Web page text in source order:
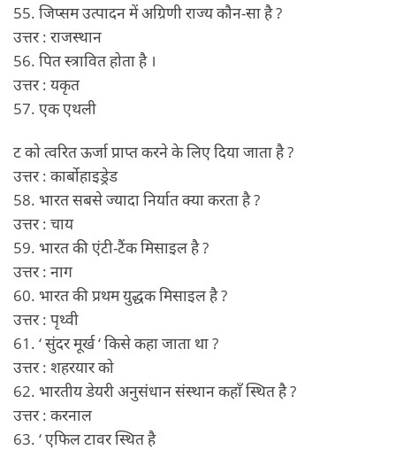
55. जिप्सम उत्पादन में अग्रिणी राज्य कौन-सा है ?
उत्तर : राजस्थान
56. पित स्त्रावित होता है ।
उत्तर : यकृत
57. एक एथली
ट को त्वरित ऊर्जा प्राप्त करने के लिए दिया जाता है ?
उत्तर : कार्बोहाइड्रेड
58. भारत सबसे ज्यादा निर्यात क्या करता है ?
उत्तर : चाय
59. भारत की एंटी-टैंक मिसाइल है ?
उत्तर : नाग
60. भारत की प्रथम युद्धक मिसाइल है ?
उत्तर : पृथ्वी
61. ‘ सुंदर मूर्ख ‘ किसे कहा जाता था ?
उत्तर : शहरयार को
62. भारतीय डेयरी अनुसंधान संस्थान कहाँ स्थित है ?
उत्तर : करनाल
63. ‘ एफिल टावर स्थित है